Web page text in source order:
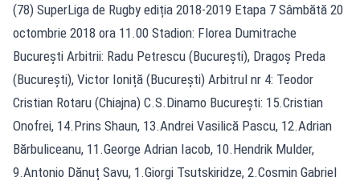
(78) SuperLiga de Rugby ediția 2018-2019 Etapa 7 Sâmbătă 20
octombrie 2018 ora 11.00 Stadion: Florea Dumitrache
București Arbitrii: Radu Petrescu (București), Dragoș Preda
(București), Victor Ioniță (București) Arbitrul nr 4: Teodor
Cristian Rotaru (Chiajna) C.S.Dinamo București: 15.Cristian
Onofrei, 14.Prins Shaun, 13.Andrei Vasilică Pascu, 12.Adrian
Bărbuliceanu, 11.George Adrian Iacob, 10.Hendrik Mulder,
9.Antonio Dănuț Savu, 1.Giorgi Tsutskiridze, 2.Cosmin Gabriel